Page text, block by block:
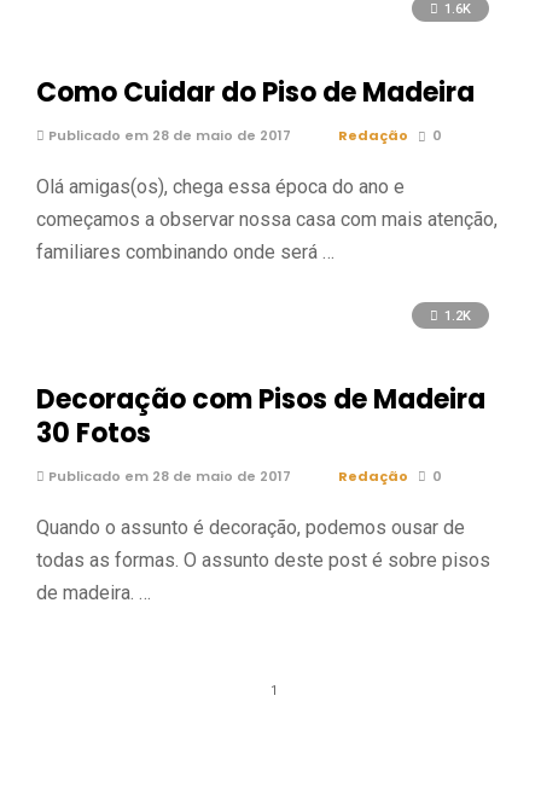
1.6K
Como Cuidar do Piso de Madeira
Publicado em 28 de maio de 2017 Redação 0
Olá amigas(os), chega essa época do ano e
começamos a observar nossa casa com mais atenção,
familiares combinando onde será …
1.2K
Decoração com Pisos de Madeira
30 Fotos
Publicado em 28 de maio de 2017 Redação 0
Quando o assunto é decoração, podemos ousar de
todas as formas. O assunto deste post é sobre pisos
de madeira. …
1